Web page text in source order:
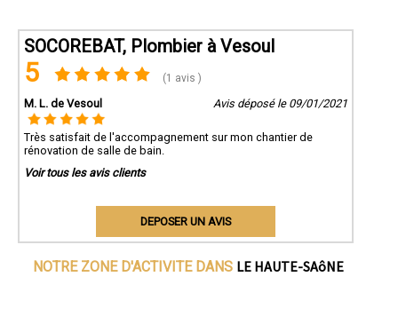
SOCOREBAT, Plombier à Vesoul
5 (1 avis )
M. L. de Vesoul Avis déposé le 09/01/2021
Très satisfait de l'accompagnement sur mon chantier de
rénovation de salle de bain.
Voir tous les avis clients
DEPOSER UN AVIS
NOTRE ZONE D'ACTIVITE DANS LE HAUTE-SAôNE